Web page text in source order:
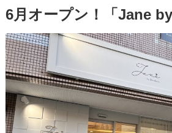
6月オープン！「Jane